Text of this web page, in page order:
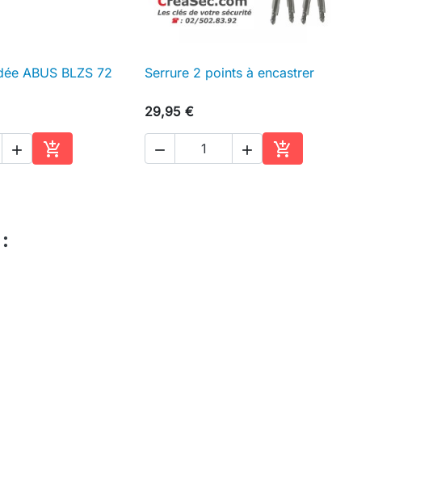
rapide
ABUS BLZS 72
 
Ajouter au panier
 Aperçu rapide
Serrure 2 points à encastrer
29,95 €
  
Ajouter au panier